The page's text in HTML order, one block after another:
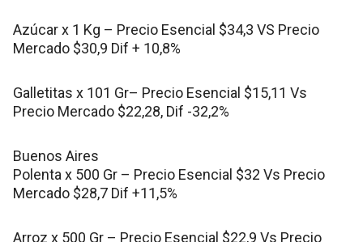
Azúcar x 1 Kg – Precio Esencial $34,3 VS Precio
Mercado $30,9 Dif + 10,8%
Galletitas x 101 Gr– Precio Esencial $15,11 Vs
Precio Mercado $22,28, Dif -32,2%
Buenos Aires
Polenta x 500 Gr – Precio Esencial $32 Vs Precio
Mercado $28,7 Dif +11,5%
Arroz x 500 Gr – Precio Esencial $22,9 Vs Precio